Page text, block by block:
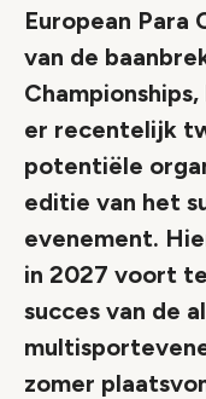
European Para
van de
er recentelijk
potentiële
editie van het
evenement.
in 2027 voort
succes van de
zomer